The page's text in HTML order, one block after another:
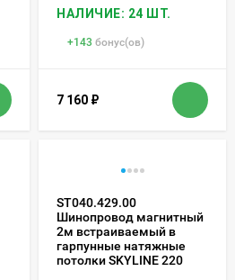
НАЛИЧИЕ: 24 ШТ.
+143 бонус(ов)
7 160 ₽
ST040.429.00
Шинопровод магнитный
2м встраиваемый в
гарпунные натяжные
потолки SKYLINE 220